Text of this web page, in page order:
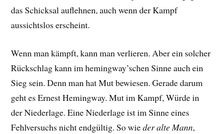
das Schicksal auflehnen, auch wenn der Kampf
aussichtslos erscheint.
Wenn man kämpft, kann man verlieren. Aber ein solcher
Rückschlag kann im hemingway’schen Sinne auch ein
Sieg sein. Denn man hat Mut bewiesen. Gerade darum
geht es Ernest Hemingway. Mut im Kampf, Würde in
der Niederlage. Eine Niederlage ist im Sinne eines
Fehlversuchs nicht endgültig. So wieder alte Mann,